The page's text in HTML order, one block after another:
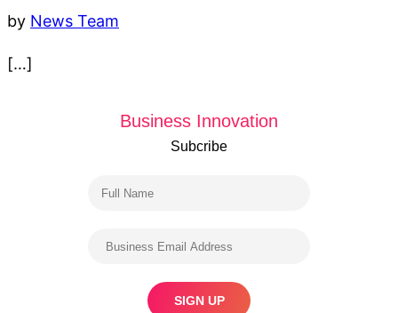
by News Team
[…]
Business Innovation
Subcribe